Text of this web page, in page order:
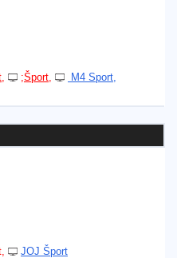
;Šport
M4 Sport
JOJ Šport